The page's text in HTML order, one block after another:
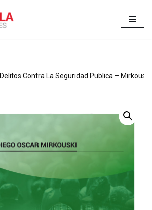
Delitos Contra La Seguridad Publica –